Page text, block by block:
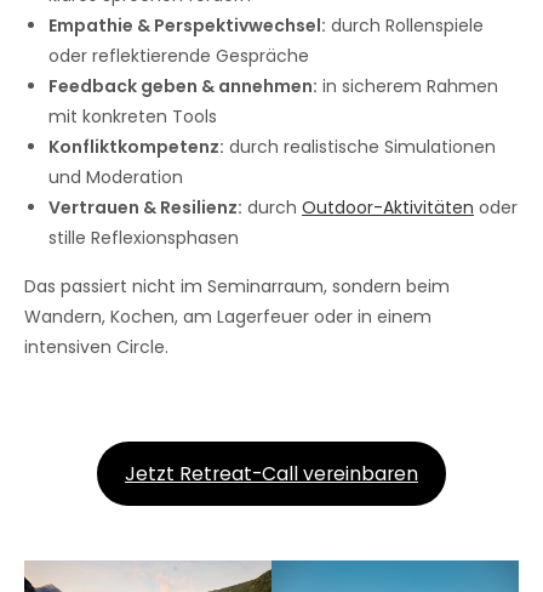
Empathie & Perspektivwechsel: durch Rollenspiele
oder reflektierende Gespräche
Feedback geben & annehmen: in sicherem Rahmen
mit konkreten Tools
Konfliktkompetenz: durch realistische Simulationen
und Moderation
Vertrauen & Resilienz: durch Outdoor-Aktivitäten oder
stille Reflexionsphasen
Das passiert nicht im Seminarraum, sondern beim
Wandern, Kochen, am Lagerfeuer oder in einem
intensiven Circle.
Jetzt Retreat-Call vereinbaren